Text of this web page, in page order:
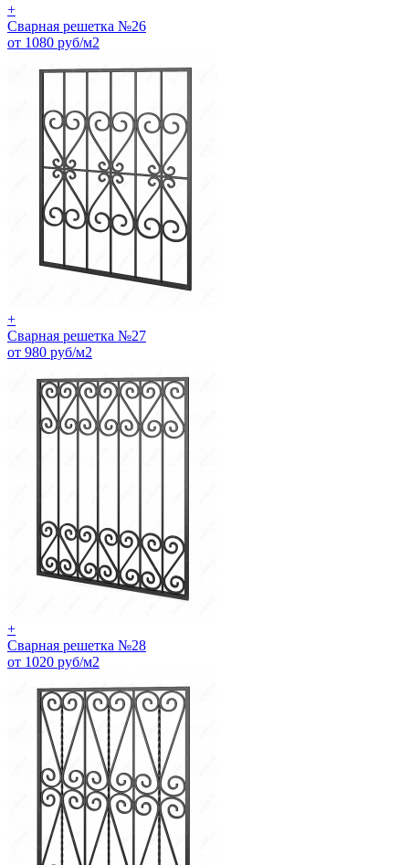
+
Сварная решетка №26
от 1080 руб/м2
+
Сварная решетка №27
от 980 руб/м2
+
Сварная решетка №28
от 1020 руб/м2